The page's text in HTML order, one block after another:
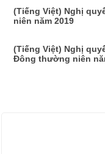
(Tiếng Việt) Nghị
niên năm 2019
(Tiếng Việt) Nghị
Đông thường niên